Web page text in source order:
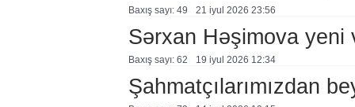
Baxış sayı: 49 21 i̇yul 2026 23:56
Sərxan Həşimova yeni
Baxış sayı: 62 19 i̇yul 2026 12:34
Şahmatçılarımızdan